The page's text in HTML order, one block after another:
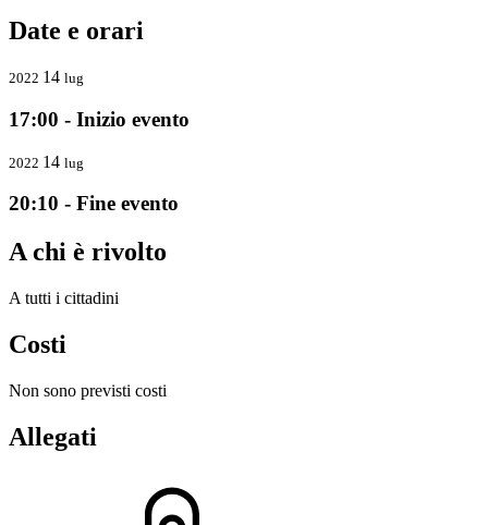
Date e orari
2022 14 lug
17:00 - Inizio evento
2022 14 lug
20:10 - Fine evento
A chi è rivolto
A tutti i cittadini
Costi
Non sono previsti costi
Allegati